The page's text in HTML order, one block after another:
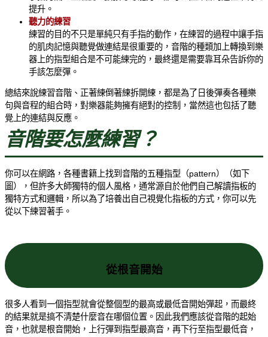
提升。
聽力的練習
練習的目的不只是單純只有手指的動作，在練習的過程中讓手指
的肌肉記憶與聽覺做連結是很重要的，音階的種類加上轉換到樂
器上的指型組合是不可能練完的，最終還是需要靠耳朵告訴你的
手該怎麼彈。
總結來說練習音階、正著練倒著練拆開練，都是為了日後彈奏各種樂
句與音程的組合時，對樂器能夠擁有絕對的控制，當然這也包括了聽
覺上的連結與反應。
音階要怎麼練習？
你可以在網路，各種書籍上找到音階的五種指型（pattern）（如下
圖），但許多大師獨特的個人風格，通常源自於他們自己解讀指板的
獨特方式和邏輯，所以為了培養出自己視覺化指板的方式，你可以先
從以下練習著手。
從根音開始
很多人看到一個指型就會從整個型的最高或最低音開始彈起，而最終
的結果就是搞不清楚什麼音在哪個位置。因此我們應該從音階的起始
音，也就是根音開始，上行彈到指型最高音，再下行至指型最低音，